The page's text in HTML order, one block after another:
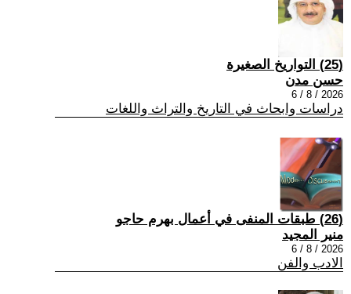
(25) التواريخ الصغيرة
حسن مدن
2026 / 8 / 6
دراسات وابحاث في التاريخ والتراث واللغات
(26) طبقات المنفى في أعمال بهرم حاجو
منير المجيد
2026 / 8 / 6
الادب والفن